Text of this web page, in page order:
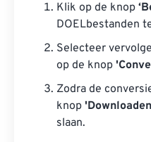
Klik op de knop
DOELbestanden
Selecteer
op de knop
Zodra de
knop
slaan.